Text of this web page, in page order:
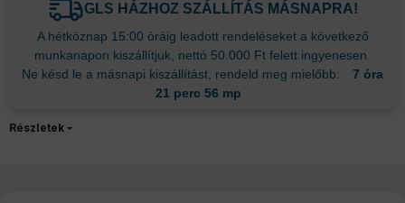
GLS HÁZHOZ SZÁLLÍTÁS MÁSNAPRA!
A hétköznap 15:00 óráig leadott rendeléseket a következő
munkanapon kiszállítjuk, nettó 50.000 Ft felett ingyenesen.
Ne késd le a másnapi kiszállítást, rendeld meg mielőbb:
7 óra
21 perc 56 mp
Részletek